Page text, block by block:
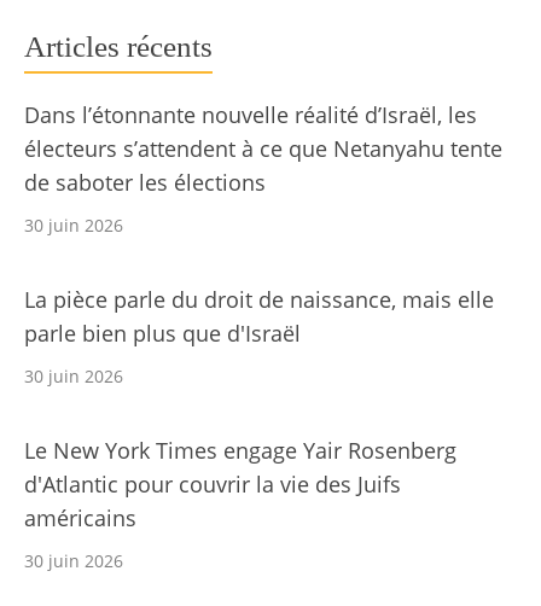
Articles récents
Dans l’étonnante nouvelle réalité d’Israël, les
électeurs s’attendent à ce que Netanyahu tente
de saboter les élections
30 juin 2026
La pièce parle du droit de naissance, mais elle
parle bien plus que d'Israël
30 juin 2026
Le New York Times engage Yair Rosenberg
d'Atlantic pour couvrir la vie des Juifs
américains
30 juin 2026